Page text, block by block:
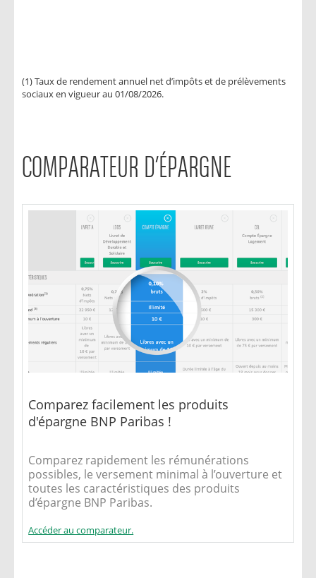
(1) Taux de rendement annuel net d’impôts et de prélèvements
sociaux en vigueur au 01/08/2026.
COMPARATEUR D’ÉPARGNE
Comparez facilement les produits
d'épargne BNP Paribas !
Comparez rapidement les rémunérations
possibles, le versement minimal à l’ouverture et
toutes les caractéristiques des produits
d’épargne BNP Paribas.
Accéder au comparateur.